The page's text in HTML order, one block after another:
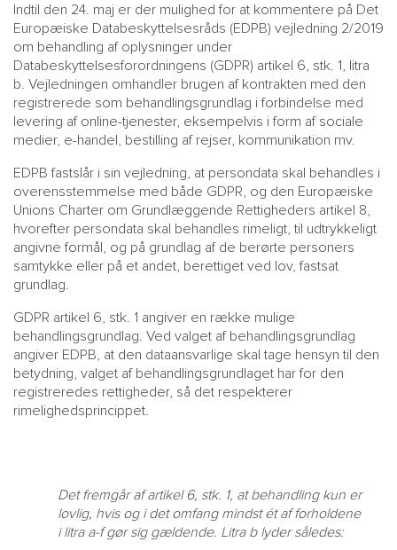
MAIN
MENU
SMALL
HR
Indtil den 24. maj er der mulighed for at kommentere på Det
Europæiske Databeskyttelsesråds (EDPB) vejledning 2/2019
om behandling af oplysninger under
Databeskyttelsesforordningens (GDPR) artikel 6, stk. 1, litra
b. Vejledningen omhandler brugen af kontrakten med den
registrerede som behandlingsgrundlag i forbindelse med
levering af online-tjenester, eksempelvis i form af sociale
medier, e-handel, bestilling af rejser, kommunikation mv.
EDPB fastslår i sin vejledning, at persondata skal behandles i
overensstemmelse med både GDPR, og den Europæiske
Unions Charter om Grundlæggende Rettigheders artikel 8,
hvorefter persondata skal behandles rimeligt, til udtrykkeligt
angivne formål, og på grundlag af de berørte personers
samtykke eller på et andet, berettiget ved lov, fastsat
grundlag.
GDPR artikel 6, stk. 1 angiver en række mulige
behandlingsgrundlag. Ved valget af behandlingsgrundlag
angiver EDPB, at den dataansvarlige skal tage hensyn til den
betydning, valget af behandlingsgrundlaget har for den
registreredes rettigheder, så det respekterer
rimelighedsprincippet.
Det fremgår af artikel 6, stk. 1, at behandling kun er
lovlig, hvis og i det omfang mindst ét af forholdene
i litra a-f gør sig gældende. Litra b lyder således: